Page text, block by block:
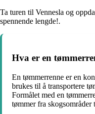
Ta turen til Vennesla og
spennende lengde!.
Hva er en
En tømmerrenne er en
brukes til å transportere
Formålet med en
tømmer fra skogsområder